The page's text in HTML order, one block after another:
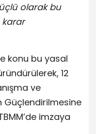
üçlü olarak bu
konu bu yasal
12
ve
Güçlendirilmesine
imzaya